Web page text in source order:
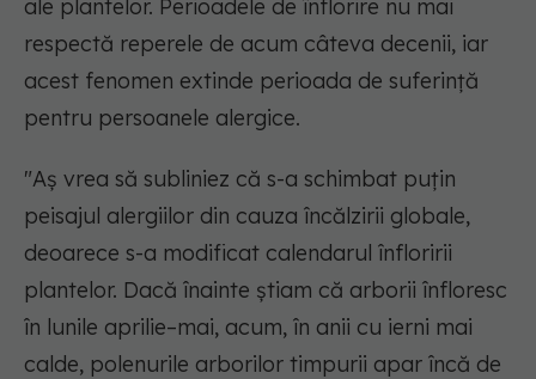
ale plantelor. Perioadele de înflorire nu mai
respectă reperele de acum câteva decenii, iar
acest fenomen extinde perioada de suferință
pentru persoanele alergice.
"Aș vrea să subliniez că s-a schimbat puțin
peisajul alergiilor din cauza încălzirii globale,
deoarece s-a modificat calendarul înfloririi
plantelor. Dacă înainte știam că arborii înfloresc
în lunile aprilie–mai, acum, în anii cu ierni mai
calde, polenurile arborilor timpurii apar încă de